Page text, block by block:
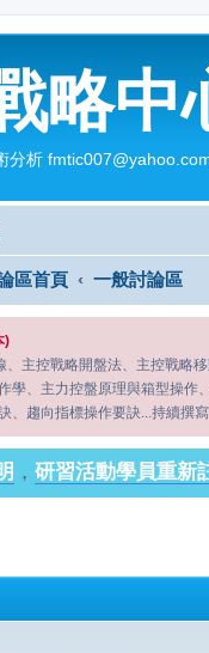
略中
析
區首頁 一般討論區
)
、主控戰略開盤法、主控戰略
學、主力控盤原理與箱型操作
、趨向指標操作要訣...持續撰
， 研習活動學員重新